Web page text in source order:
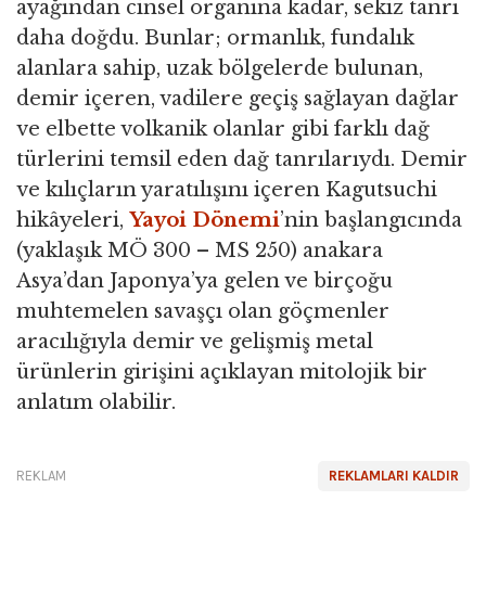
ayağından cinsel organına kadar, sekiz tanrı
daha doğdu. Bunlar; ormanlık, fundalık
alanlara sahip, uzak bölgelerde bulunan,
demir içeren, vadilere geçiş sağlayan dağlar
ve elbette volkanik olanlar gibi farklı dağ
türlerini temsil eden dağ tanrılarıydı. Demir
ve kılıçların yaratılışını içeren Kagutsuchi
hikâyeleri, Yayoi Dönemi’nin başlangıcında
(yaklaşık MÖ 300 – MS 250) anakara
Asya’dan Japonya’ya gelen ve birçoğu
muhtemelen savaşçı olan göçmenler
aracılığıyla demir ve gelişmiş metal
ürünlerin girişini açıklayan mitolojik bir
anlatım olabilir.
REKLAMLARI KALDIR
REKLAM